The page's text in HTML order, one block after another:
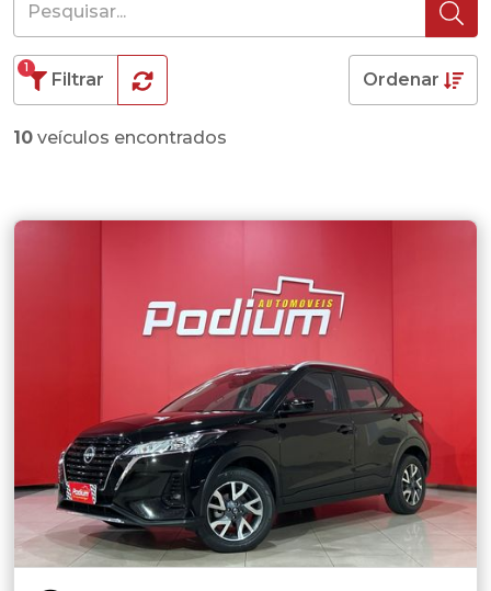
Filtrar
1
Ordenar
10 veículos encontrados